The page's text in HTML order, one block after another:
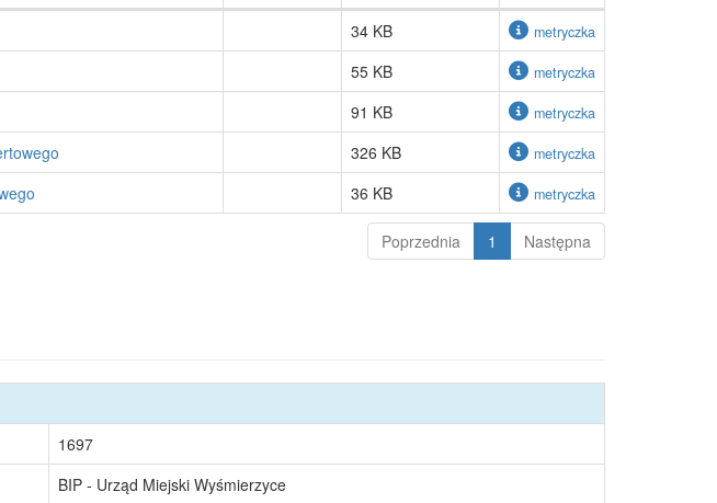
34 KB metryczka
55 KB metryczka
91 KB metryczka
326 KB metryczka
36 KB metryczka
Poprzednia 1 Następna
1697
BIP - Urząd Miejski Wyśmierzyce